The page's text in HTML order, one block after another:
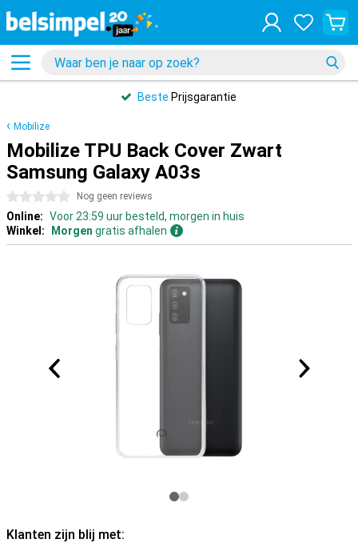
Beste Prijsgarantie
Mobilize
Mobilize TPU Back Cover Zwart
Samsung Galaxy A03s
0 sterren Nog geen reviews
Online: Voor 23:59 uur besteld, morgen in huis
Winkel:
Morgen gratis afhalen
Klanten zijn blij met: